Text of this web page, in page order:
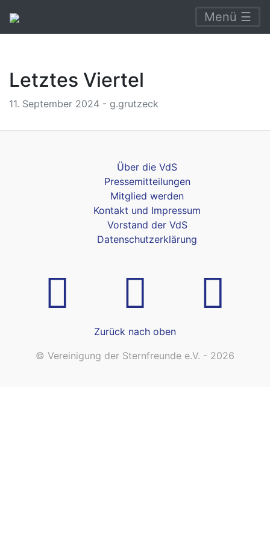
Menü ☰
Letztes Viertel
11. September 2024 - g.grutzeck
Über die VdS
Pressemitteilungen
Mitglied werden
Kontakt und Impressum
Vorstand der VdS
Datenschutzerklärung
Zurück nach oben
© Vereinigung der Sternfreunde e.V. - 2026